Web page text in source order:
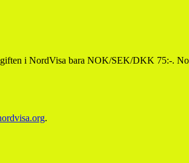
i NordVisa bara NOK/SEK/DKK 75:-.
.